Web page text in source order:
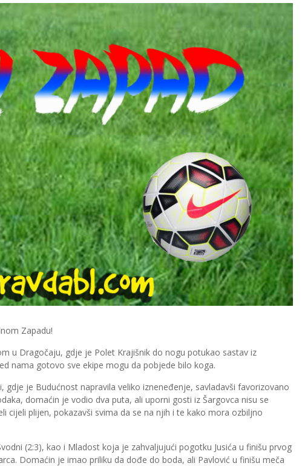
Zapadu!
u Dragočaju, gdje je Polet Krajišnik do nogu potukao sastav iz
nama gotovo sve ekipe mogu da pobjede bilo koga.
je Budućnost napravila veliko izneneđenje, savladavši favorizovano
domaćin je vodio dva puta, ali uporni gosti iz Šargovca nisu se
cijeli plijen, pokazavši svima da se na njih i te kako mora ozbiljno
(2:3), kao i Mladost koja je zahvaljujući pogotku Jusića u finišu prvog
Domaćin je imao priliku da dođe do boda, ali Pavlović u finišu meča